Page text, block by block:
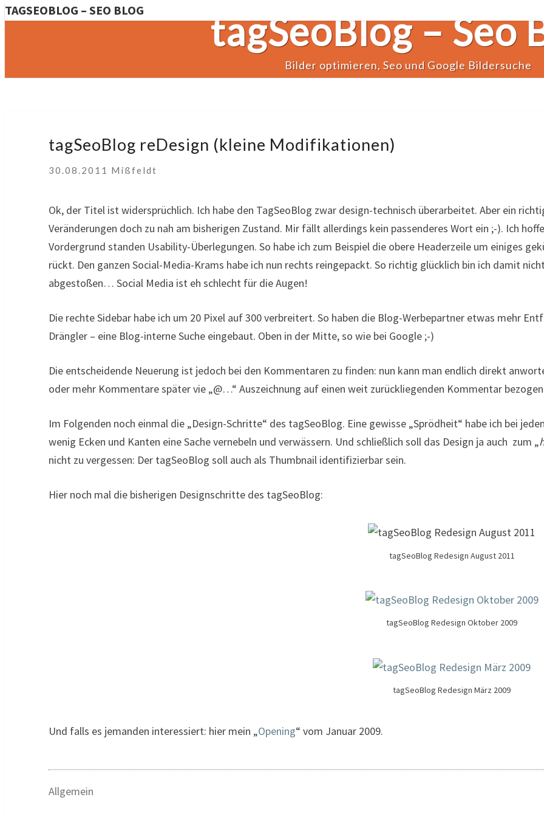
TAGSEOBLOG – SEO BLOG tagSeoBlog – Seo
Bilder optimieren, Seo und Google Bildersuche
reDesign
(kleine
tagSeoBlog reDesign (kleine Modifikationen)
30.08.2011 Mißfeldt
Ok, der Titel ist widersprüchlich. Ich habe den TagSeoBlog zwar design-technisch überarbeitet. Aber ein
Veränderungen doch zu nah am bisherigen Zustand. Mir fällt allerdings kein passenderes Wort ein ;-). Ich
Vordergrund standen Usability-Überlegungen. So habe ich zum Beispiel die obere Headerzeile um einiges
rückt. Den ganzen Social-Media-Krams habe ich nun rechts reingepackt. So richtig glücklich bin ich damit
abgestoßen… Social Media ist eh schlecht für die Augen!
Die rechte Sidebar habe ich um 20 Pixel auf 300 verbreitert. So haben die Blog-Werbepartner etwas mehr
Drängler – eine Blog-interne Suche eingebaut. Oben in der Mitte, so wie bei Google ;-)
Die entscheidende Neuerung ist jedoch bei den Kommentaren zu finden: nun kann man endlich direkt
oder mehr Kommentare später vie „@…“ Auszeichnung auf einen weit zurückliegenden Kommentar
Im Folgenden noch einmal die „Design-Schritte“ des tagSeoBlog. Eine gewisse „Sprödheit“ habe ich bei
wenig Ecken und Kanten eine Sache vernebeln und verwässern. Und schließlich soll das Design ja auch zum „
nicht zu vergessen: Der tagSeoBlog soll auch als Thumbnail identifizierbar sein.
Hier noch mal die bisherigen Designschritte des tagSeoBlog:
tagSeoBlog Redesign August 2011
tagSeoBlog Redesign Oktober 2009
tagSeoBlog Redesign März 2009
Und falls es jemanden interessiert: hier mein „Opening“ vom Januar 2009.
Allgemein